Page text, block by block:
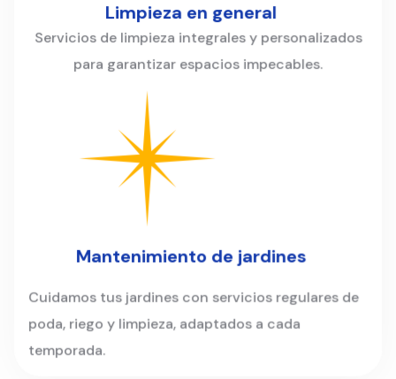
Limpieza en general
Servicios de limpieza integrales y personalizados
para garantizar espacios impecables.
Mantenimiento de jardines
Cuidamos tus jardines con servicios regulares de
poda, riego y limpieza, adaptados a cada
temporada.